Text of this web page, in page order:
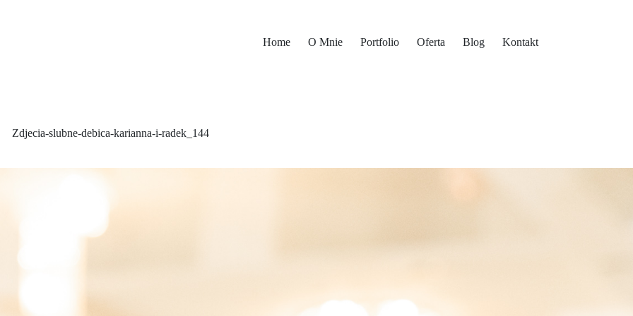
Home
O Mnie Portfolio Oferta Blog Kontakt
Zdjecia-slubne-debica-karianna-i-radek_144